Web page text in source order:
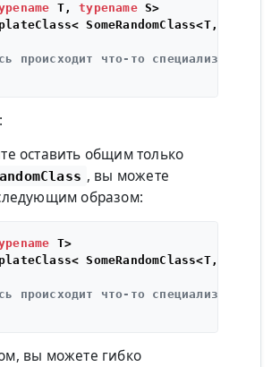
T, typename
SomeRandomClass<T,S> >::
происходит что-то
оставить общим только
, вы можете
образом:
SomeRandomClass<T,
происходит что-то
вы можете гибко